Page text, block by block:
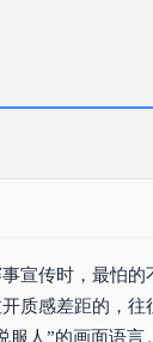
宣传时，最怕
质感差距的，
人”的画面语